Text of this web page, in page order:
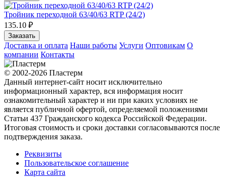
Тройник переходной 63/40/63 RTP (24/2)
135.10 ₽
Заказать
Доставка и оплата Наши работы Услуги Оптовикам О
компании Контакты
© 2002-2026 Пластерм
Данный интернет-сайт носит исключительно
информационный характер, вся информация носит
ознакомительный характер и ни при каких условиях не
является публичной офертой, определяемой положениями
Статьи 437 Гражданского кодекса Российской Федерации.
Итоговая стоимость и сроки доставки согласовываются после
подтверждения заказа.
Реквизиты
Пользовательское соглашение
Карта сайта